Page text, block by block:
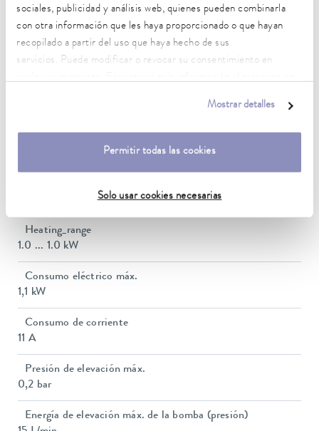
sociales, publicidad y análisis web, quienes pueden combinarla
con otra información que les haya proporcionado o que hayan
recopilado a partir del uso que haya hecho de sus
servicios. Puede modificar o revocar su consentimiento en
Mostrar detalles
Permitir todas las cookies
Solo usar cookies necesarias
Rango de temperatura de trabajo con refrigeración por
agua
20 ... 100 °C
Heating_range
1.0 ... 1.0 kW
Consumo eléctrico máx.
1,1 kW
Consumo de corriente
11 A
Presión de elevación máx.
0,2 bar
Energía de elevación máx. de la bomba (presión)